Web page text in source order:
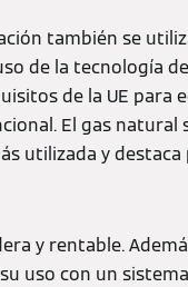
también se
de la tecnología
de la UE para
El gas natural
utilizada y
y rentable.
uso con un